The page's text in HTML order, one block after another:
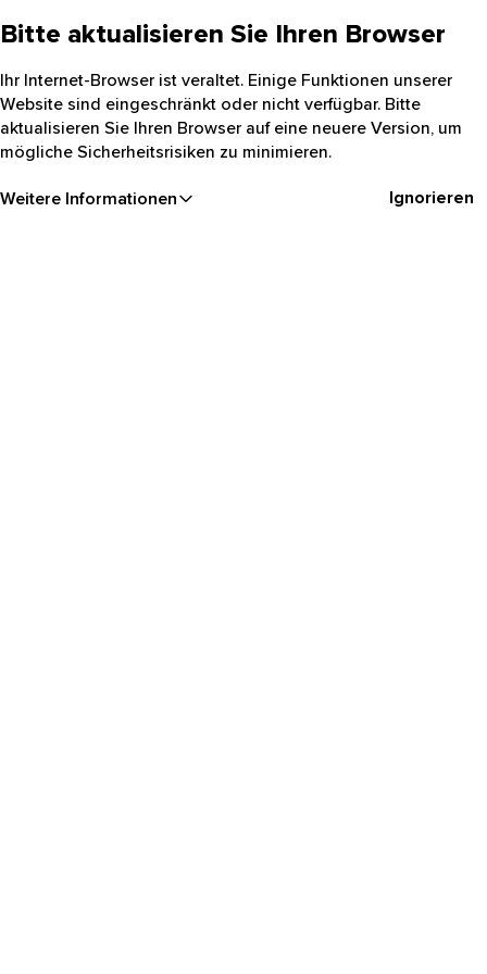
Bitte aktualisieren Sie Ihren Browser
Ihr Internet-Browser ist veraltet. Einige Funktionen unserer
Website sind eingeschränkt oder nicht verfügbar. Bitte
aktualisieren Sie Ihren Browser auf eine neuere Version, um
mögliche Sicherheitsrisiken zu minimieren.
Weitere Informationen Ignorieren